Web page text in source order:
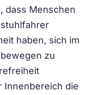
dass Menschen
haben, sich im
zu
Innenbereich die